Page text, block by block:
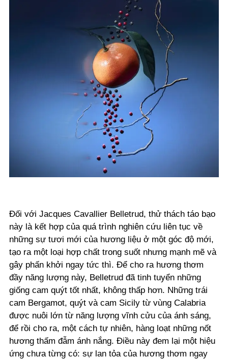
Đối với Jacques Cavallier Belletrud, thử thách táo bạo
này là kết hợp của quá trình nghiên cứu liên tục về
những sự tươi mới của hương liệu ở một góc độ mới,
tạo ra một loại hợp chất trong suốt nhưng mạnh mẽ và
gây phấn khởi ngay tức thì. Để cho ra hương thơm
đầy năng lượng này, Belletrud đã tinh tuyển những
giống cam quýt tốt nhất, không thấp hơn. Những trái
cam Bergamot, quýt và cam Sicily từ vùng Calabria
được nuôi lớn từ năng lượng vĩnh cửu của ánh sáng,
để rồi cho ra, một cách tự nhiên, hàng loạt những nốt
hương thấm đẫm ánh nắng. Điều này đem lại một hiệu
ứng chưa từng có: sự lan tỏa của hương thơm ngay